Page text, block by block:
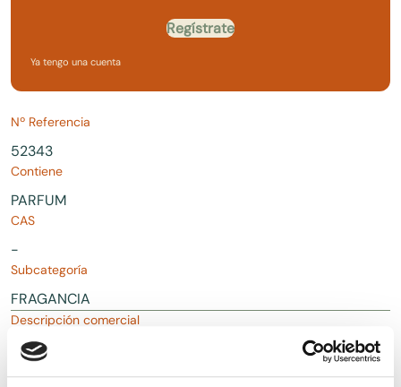
Regístrate
Ya tengo una cuenta
Nº Referencia
52343
Contiene
PARFUM
CAS
-
Subcategoría
FRAGANCIA
Descripción comercial
Fragancia PARFEX para uso cosmético